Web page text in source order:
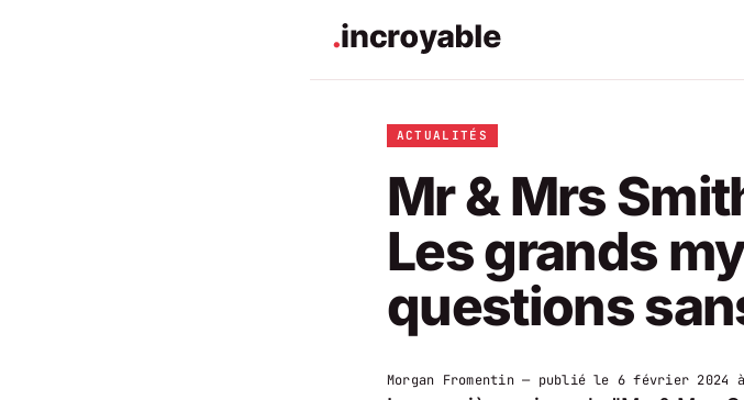
ACTUALITÉS
Mr & Mrs
Les grands
questions
Morgan Fromentin— publié le 6 février 2024 à